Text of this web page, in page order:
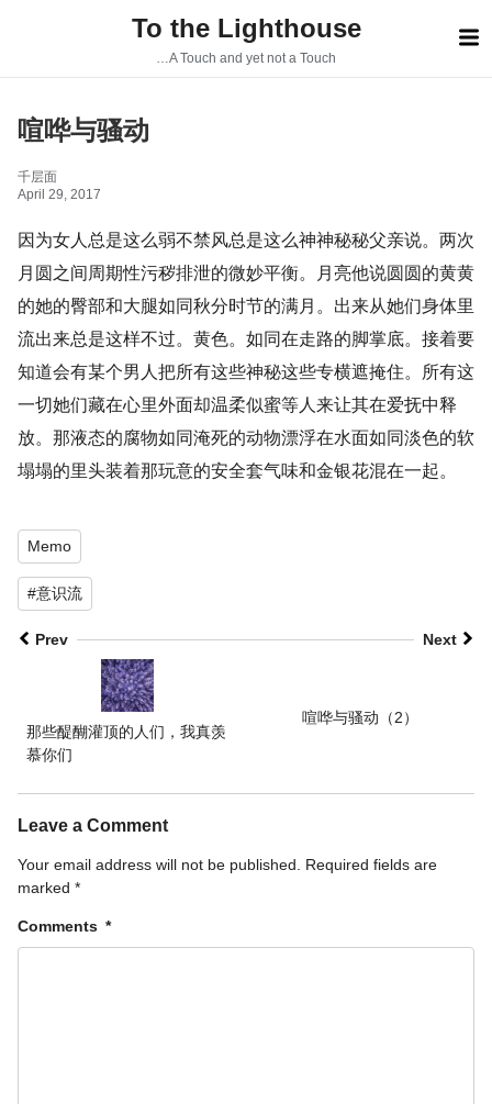
p
To the Lighthouse
…A Touch and yet not a Touch
喧哗与骚动
千层面
April 29, 2017
因为女人总是这么弱不禁风总是这么神神秘秘父亲说。两次
月圆之间周期性污秽排泄的微妙平衡。月亮他说圆圆的黄黄
的她的臀部和大腿如同秋分时节的满月。出来从她们身体里
流出来总是这样不过。黄色。如同在走路的脚掌底。接着要
知道会有某个男人把所有这些神秘这些专横遮掩住。所有这
一切她们藏在心里外面却温柔似蜜等人来让其在爱抚中释
放。那液态的腐物如同淹死的动物漂浮在水面如同淡色的软
塌塌的里头装着那玩意的安全套气味和金银花混在一起。
Memo
#意识流
Prev Next
那些醍醐灌顶的人们，我真羡
慕你们
喧哗与骚动（2）
Leave a Comment
Your email address will not be published.
Required fields are
marked *
Comments *